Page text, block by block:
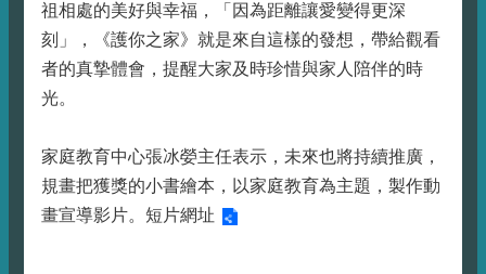
祖相處的美好與幸福，「因為距離讓愛變得更深
刻」，《護你之家》就是來自這樣的發想，帶給觀看
者的真摯體會，提醒大家及時珍惜與家人陪伴的時
光。
家庭教育中心張冰嫈主任表示，未來也將持續推廣，
規畫把獲獎的小書繪本，以家庭教育為主題，製作動
畫宣導影片。 短片網址